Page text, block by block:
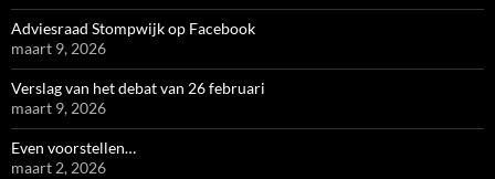
Adviesraad Stompwijk op Facebook
maart 9, 2026
Verslag van het debat van 26 februari
maart 9, 2026
Even voorstellen…
maart 2, 2026